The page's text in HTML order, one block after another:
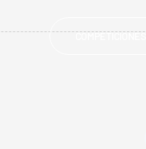
COMPETICIONES